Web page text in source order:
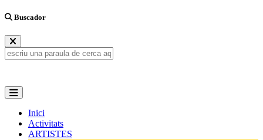
Buscador
Inici
Activitats
ARTISTES